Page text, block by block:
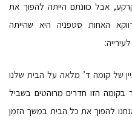
אבל כוונתם הייתה להפוך את
האחות סטפניה היא שהייתה
של קומה ד’ מלאה על הבית שלנו
בקומה הזו חדרים מרוהטים בשביל
להפוך את כל הבית במשך הזמן